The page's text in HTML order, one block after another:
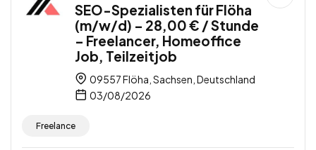
SEO-Spezialisten für Flöha
(m/w/d) – 28,00 € / Stunde
– Freelancer, Homeoffice
Job, Teilzeitjob
09557 Flöha, Sachsen, Deutschland
03/08/2026
Freelance